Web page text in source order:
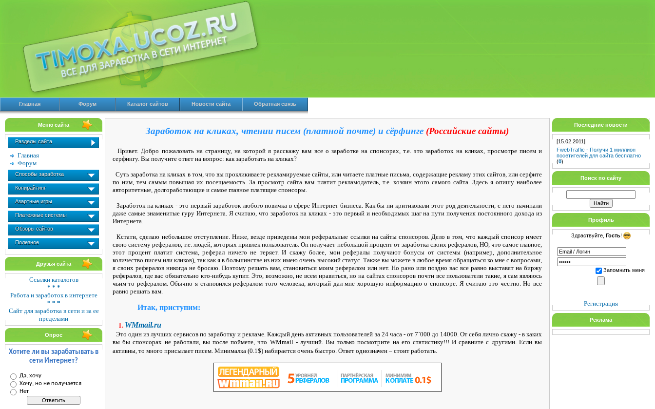
Главная Форум Каталог сайтов Новости сайта Обратная связь
Меню сайта
Разделы сайта
Главная
Форум
Способы заработка
Копирайтинг
Азартные игры
Платежные системы
Обзоры сайтов
Полезное
Друзья сайта
Ссылки каталогов
* * *
Работа и заработок в интернете
* * *
Сайт для заработка в сети и за ее
пределами
Опрос
Хотите ли вы зарабатывать в
сети Интернет?
Да, хочу
Хочу, но не получается
Нет
Заработок на кликах, чтении писем (платной почте) и сёрфинге (Российские сайты)
Привет. Добро пожаловать на страницу, на которой я расскажу вам все о заработке на спонсорах, т.е. это заработок на кликах, просмотре писем и
серфингу. Вы получите ответ на вопрос: как заработать на кликах?
Суть заработка на кликах в том, что вы прокликиваете рекламируемые сайты, или читаете платные письма, содержащие рекламу этих сайтов, или серфите
по ним, тем самым повышая их посещаемость. За просмотр сайта вам платит рекламодатель, т.е. хозяин этого самого сайта. Здесь я опишу наиболее
авторитетные, долгоработающие и самое главное платящие спонсоры.
Заработок на кликах - это первый заработок любого новичка в сфере Интернет бизнеса. Как бы ни критиковали этот род деятельности, с него начинали
даже самые знаменитые гуру Интернета. Я считаю, что заработок на кликах - это первый и необходимых шаг на пути получения постоянного дохода из
Интернета.
Кстати, сделаю небольшое отступление. Ниже, везде приведены мои реферальные ссылки на сайты спонсоров. Дело в том, что каждый спонсор имеет
свою систему рефералов, т.е. людей, которых привлек пользователь. Он получает небольшой процент от заработка своих рефералов, НО, что самое главное,
этот процент платит система, реферал ничего не теряет. И скажу более, мои рефералы получают бонусы от системы (например, дополнительное
количество писем или кликов), так как я в большинстве из них имею очень высокий статус. Также вы можете в любое время обращаться ко мне с вопросами,
я своих рефералов никогда не бросаю. Поэтому решать вам, становиться моим рефералом или нет. Но рано или поздно вас все равно выставят на биржу
рефералов, где вас обязательно кто-нибудь купит. Это, возможно, не всем нравиться, но на сайтах спонсоров почти все пользователи такие, я сам являюсь
чьим-то рефералом. Обычно я становился рефералом того человека, который дал мне хорошую информацию о спонсоре. Я считаю это честно. Но все
равно решать вам.
Итак, приступим:
1. WMmail.ru
Это один из лучших сервисов по заработку и рекламе. Каждый день активных пользователей за 24 часа - от 7`000 до 14000. От себя лично скажу - в каких
вы бы спонсорах не работали, вы после поймете, что WMmail - лучший. Вы только посмотрите на его статистику!!! И сравните с другими. Если вы
активны, то много присылает писем. Минималка (0.1$) набирается очень быстро. Ответ однозначен – стоит работать.
Последние новости
[15.02.2011]
FwebTraffic - Получи 1 миллион
посетителей для сайта бесплатно
(0)
Поиск по сайту
Профиль
Здраствуйте, Гость!
Запомнить меня
Регистрация
Реклама